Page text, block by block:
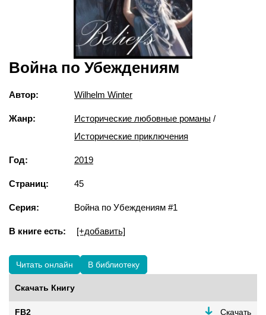
Война по Убеждениям
Автор: Wilhelm Winter
Жанр: Исторические любовные романы /
Исторические приключения
Год: 2019
Страниц: 45
Серия: Война по Убеждениям #1
В книге есть: [+добавить]
Читать онлайн В библиотеку
Скачать Книгу
FB2 Скачать